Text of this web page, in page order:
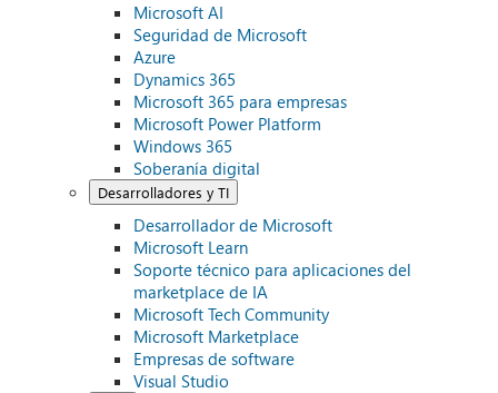
Microsoft AI
Seguridad de Microsoft
Azure
Dynamics 365
Microsoft 365 para empresas
Microsoft Power Platform
Windows 365
Soberanía digital
Desarrolladores y TI
Desarrollador de Microsoft
Microsoft Learn
Soporte técnico para aplicaciones del
marketplace de IA
Microsoft Tech Community
Microsoft Marketplace
Empresas de software
Visual Studio